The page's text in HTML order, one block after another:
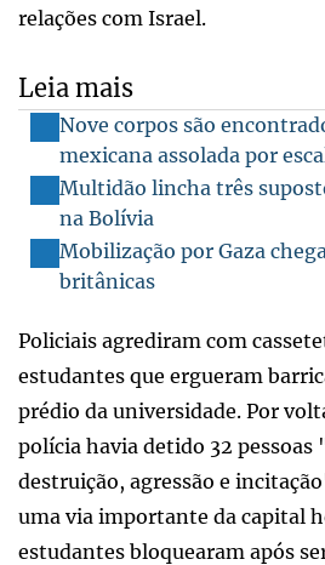
relações com Israel.
Leia mais
Nove corpos são
mexicana assolada por
Multidão lincha três
na Bolívia
Mobilização por Gaza
britânicas
Policiais agrediram com
estudantes que ergueram
prédio da universidade. Por
polícia havia detido 32 pessoas
destruição, agressão e
uma via importante da capital
estudantes bloquearam após